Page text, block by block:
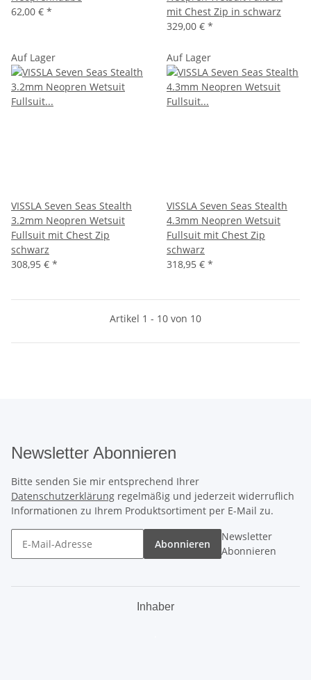
62,00 € *
mit Chest Zip in schwarz
329,00 € *
Auf Lager
VISSLA Seven Seas Stealth
3.2mm Neopren Wetsuit
Fullsuit mit Chest Zip
schwarz
308,95 € *
Auf Lager
VISSLA Seven Seas Stealth
4.3mm Neopren Wetsuit
Fullsuit mit Chest Zip
schwarz
318,95 € *
Artikel 1 - 10 von 10
Newsletter Abonnieren
Bitte senden Sie mir entsprechend Ihrer
Datenschutzerklärung regelmäßig und jederzeit widerruflich
Informationen zu Ihrem Produktsortiment per E-Mail zu.
Abonnieren
Newsletter
Abonnieren
Inhaber